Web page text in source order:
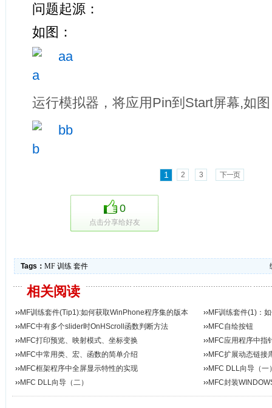
问题起源：
如图：
运行模拟器，将应用Pin到Start屏幕,如
1 2 3 下一页
0
点击分享给好友
Tags： MF 训练 套件
相关阅读
››MF训练套件(Tip1):如何获取WinPhone程序集的版本
号...
››MF训练套件(1)：
››MFC中有多个slider时OnHScroll函数判断方法 ››MFC自绘按钮
››MFC打印预览、映射模式、坐标变换 ››MFC应用程序中指
››MFC中常用类、宏、函数的简单介绍 ››MFC扩展动态链接
››MFC框架程序中全屏显示特性的实现 ››MFC DLL向导（一
››MFC DLL向导（二） ››MFC封装